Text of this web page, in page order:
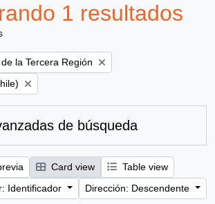
1 resultados
la Tercera Región
de búsqueda
Card view
Table view
Identificador
Dirección: Descendente